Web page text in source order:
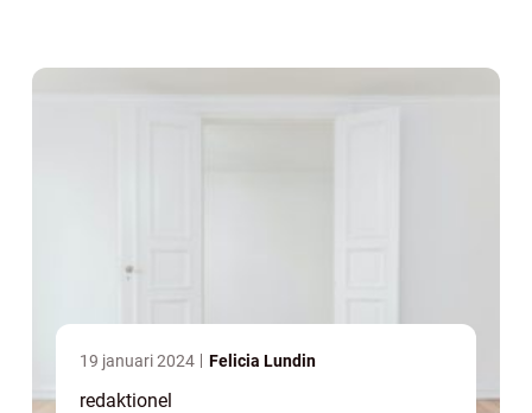
19 januari 2024 Felicia Lundin
redaktionel